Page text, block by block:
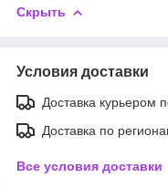
Скрыть
Условия доставки
Доставка курьером
Доставка по
Все условия доставки